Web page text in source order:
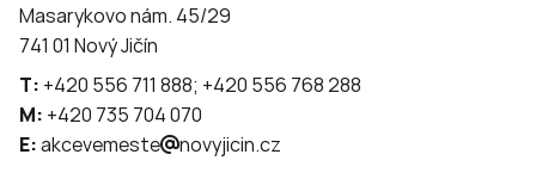
Masarykovo nám. 45/29
741 01 Nový Jičín
T: +420 556 711 888; +420 556 768 288
M: +420 735 704 070
E:akcevemeste novyjicin.cz